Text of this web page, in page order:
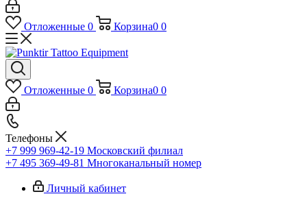
Отложенные 0 Корзина0 0
Отложенные 0 Корзина0 0
Телефоны
+7 999 969-42-19 Московский филиал
+7 495 369-49-81 Многоканальный номер
Личный кабинет